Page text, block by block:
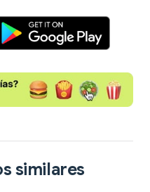
similares